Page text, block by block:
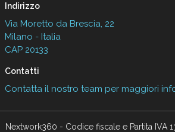
Indirizzo
Via Moretto da Brescia, 22
Milano - Italia
CAP 20133
Contatti
Contatta il nostro team per maggiori
Nextwork360 - Codice fiscale e Partita IVA